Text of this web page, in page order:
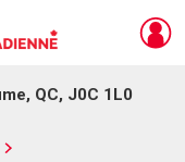
QC, J0C 1L0